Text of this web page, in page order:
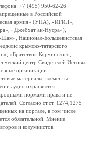
+7 (495) 950-62-26
в Российской
армия» (УПА), «ИГИЛ»,
«Джебхат ан-Нусра»),
Национал-Большевистская
крымско-татарского
«Братство» Корчинского,
центр Свидетелей Иеговы
организации.
материалы, элементы
и аудио охраняются
нормами права и не
Согласно ст.ст. 1274,1275
на портале, в том числе
обязательной. Мнение
и колумнистов.